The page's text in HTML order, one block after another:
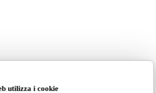
utilizza i cookie